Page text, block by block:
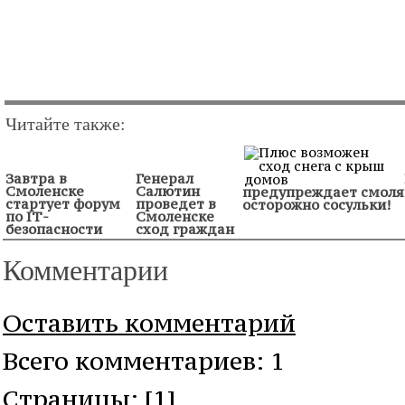
Читайте также:
Завтра в
Смоленске
стартует форум
по IТ-
безопасности
Генерал
Салютин
проведет в
Смоленске
сход граждан
предупреждает
осторожно сосульки!
Комментарии
Оставить комментарий
Всего комментариев: 1
Cтраницы: [1]